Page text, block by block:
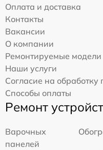
Оплата и доставка
Контакты
Вакансии
О компании
Ремонтируемые модели
Наши услуги
Согласие на
Способы оплаты
Ремонт
Варочных
панелей